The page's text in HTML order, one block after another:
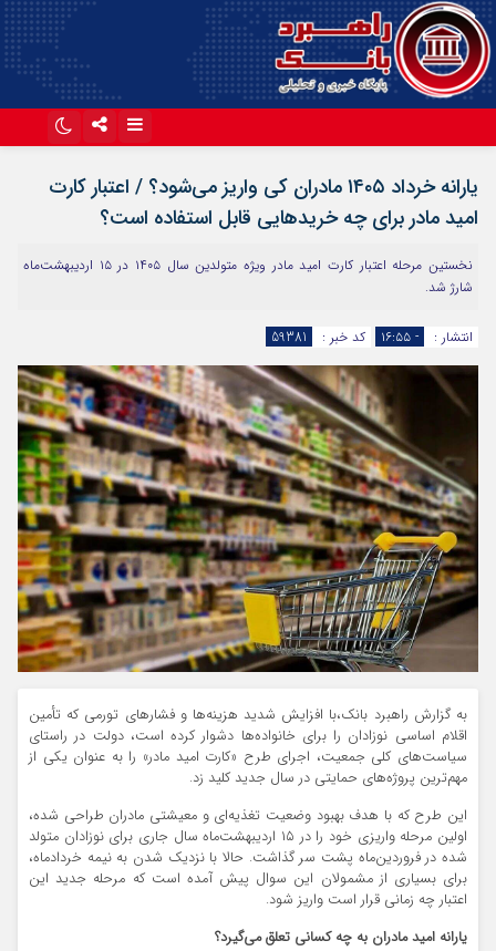
آپارات
یارانه خرداد ۱۴۰۵ مادران کی واریز می‌شود؟ / اعتبار کارت
امید مادر برای چه خریدهایی قابل استفاده است؟
نخستین مرحله اعتبار کارت امید مادر ویژه متولدین سال ۱۴۰۵ در ۱۵ اردیبهشت‌ماه
شارژ شد.
انتشار : - ۱۶:۵۵ کد خبر : 59381
به گزارش راهبرد بانک،با افزایش شدید هزینه‌ها و فشارهای تورمی که تأمین
اقلام اساسی نوزادان را برای خانواده‌ها دشوار کرده است، دولت در راستای
سیاست‌های کلی جمعیت، اجرای طرح «کارت امید مادر» را به عنوان یکی از
مهم‌ترین پروژه‌های حمایتی در سال جدید کلید زد.
این طرح که با هدف بهبود وضعیت تغذیه‌ای و معیشتی مادران طراحی شده،
اولین مرحله واریزی خود را در ۱۵ اردیبهشت‌ماه سال جاری برای نوزادان متولد
شده در فروردین‌ماه پشت سر گذاشت. حالا با نزدیک شدن به نیمه خردادماه،
برای بسیاری از مشمولان این سوال پیش آمده است که مرحله جدید این
اعتبار چه زمانی قرار است واریز شود.
یارانه امید مادران به چه کسانی تعلق می‌گیرد؟